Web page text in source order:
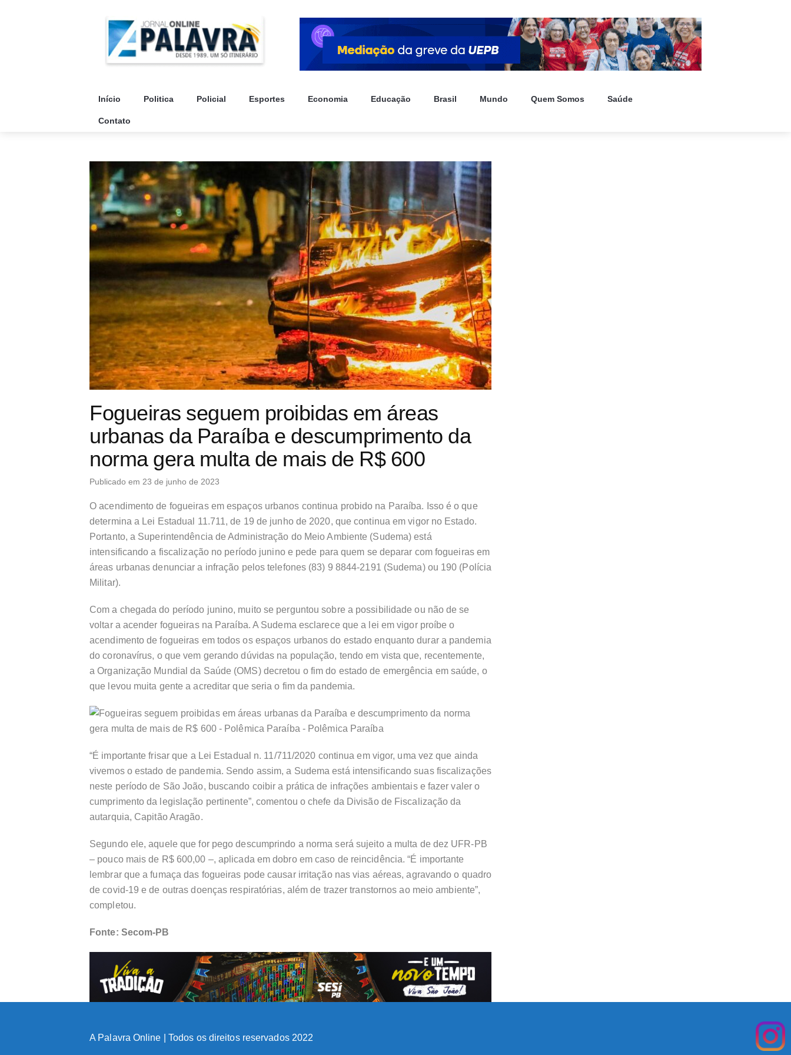
Início Politica Policial Esportes Economia Educação Brasil Mundo Quem Somos Saúde
Contato
Fogueiras seguem proibidas em áreas
urbanas da Paraíba e descumprimento da
norma gera multa de mais de R$ 600
Publicado em 23 de junho de 2023
O acendimento de fogueiras em espaços urbanos continua probido na Paraíba. Isso é o que
determina a Lei Estadual 11.711, de 19 de junho de 2020, que continua em vigor no Estado.
Portanto, a Superintendência de Administração do Meio Ambiente (Sudema) está
intensificando a fiscalização no período junino e pede para quem se deparar com fogueiras em
áreas urbanas denunciar a infração pelos telefones (83) 9 8844-2191 (Sudema) ou 190 (Polícia
Militar).
Com a chegada do período junino, muito se perguntou sobre a possibilidade ou não de se
voltar a acender fogueiras na Paraíba. A Sudema esclarece que a lei em vigor proíbe o
acendimento de fogueiras em todos os espaços urbanos do estado enquanto durar a pandemia
do coronavírus, o que vem gerando dúvidas na população, tendo em vista que, recentemente,
a Organização Mundial da Saúde (OMS) decretou o fim do estado de emergência em saúde, o
que levou muita gente a acreditar que seria o fim da pandemia.
“É importante frisar que a Lei Estadual n. 11/711/2020 continua em vigor, uma vez que ainda
vivemos o estado de pandemia. Sendo assim, a Sudema está intensificando suas fiscalizações
neste período de São João, buscando coibir a prática de infrações ambientais e fazer valer o
cumprimento da legislação pertinente”, comentou o chefe da Divisão de Fiscalização da
autarquia, Capitão Aragão.
Segundo ele, aquele que for pego descumprindo a norma será sujeito a multa de dez UFR-PB
– pouco mais de R$ 600,00 –, aplicada em dobro em caso de reincidência. “É importante
lembrar que a fumaça das fogueiras pode causar irritação nas vias aéreas, agravando o quadro
de covid-19 e de outras doenças respiratórias, além de trazer transtornos ao meio ambiente”,
completou.
Fonte: Secom-PB
A Palavra Online | Todos os direitos reservados 2022